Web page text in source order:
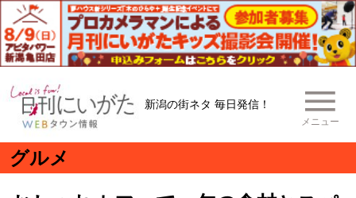
新潟の街ネタ 毎日発信！
メニュー
グルメ